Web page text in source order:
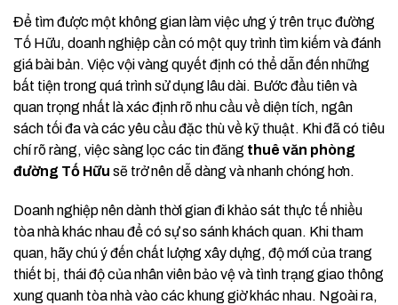
Để tìm được một không gian làm việc ưng ý trên trục đường
Tố Hữu, doanh nghiệp cần có một quy trình tìm kiếm và đánh
giá bài bản. Việc vội vàng quyết định có thể dẫn đến những
bất tiện trong quá trình sử dụng lâu dài. Bước đầu tiên và
quan trọng nhất là xác định rõ nhu cầu về diện tích, ngân
sách tối đa và các yêu cầu đặc thù về kỹ thuật. Khi đã có tiêu
chí rõ ràng, việc sàng lọc các tin đăng thuê văn phòng
đường Tố Hữu sẽ trở nên dễ dàng và nhanh chóng hơn.
Doanh nghiệp nên dành thời gian đi khảo sát thực tế nhiều
tòa nhà khác nhau để có sự so sánh khách quan. Khi tham
quan, hãy chú ý đến chất lượng xây dựng, độ mới của trang
thiết bị, thái độ của nhân viên bảo vệ và tình trạng giao thông
xung quanh tòa nhà vào các khung giờ khác nhau. Ngoài ra,